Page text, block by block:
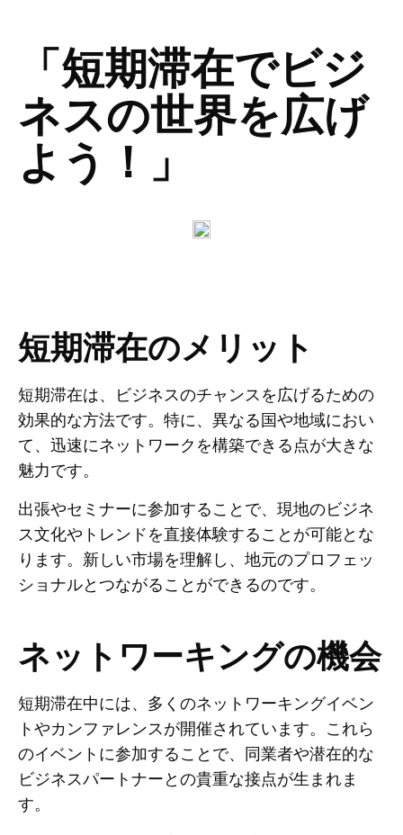
「短期滞在でビジ
ネスの世界を広げ
よう！」
短期滞在のメリット
短期滞在は、ビジネスのチャンスを広げるための
効果的な方法です。特に、異なる国や地域におい
て、迅速にネットワークを構築できる点が大きな
魅力です。
出張やセミナーに参加することで、現地のビジネ
ス文化やトレンドを直接体験することが可能とな
ります。新しい市場を理解し、地元のプロフェッ
ショナルとつながることができるのです。
ネットワーキングの機会
短期滞在中には、多くのネットワーキングイベン
トやカンファレンスが開催されています。これら
のイベントに参加することで、同業者や潜在的な
ビジネスパートナーとの貴重な接点が生まれま
す。